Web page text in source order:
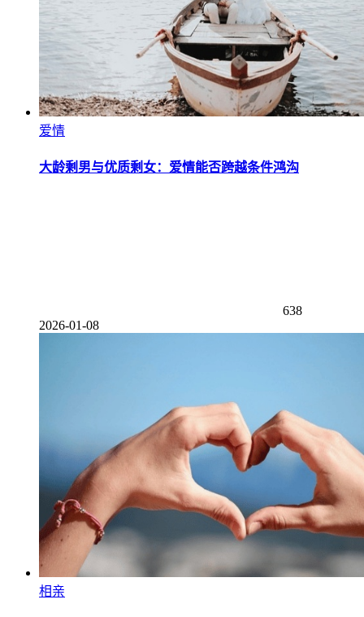
爱情
大龄剩男与优质剩女：爱情能否跨越条件鸿沟
638
2026-01-08
相亲